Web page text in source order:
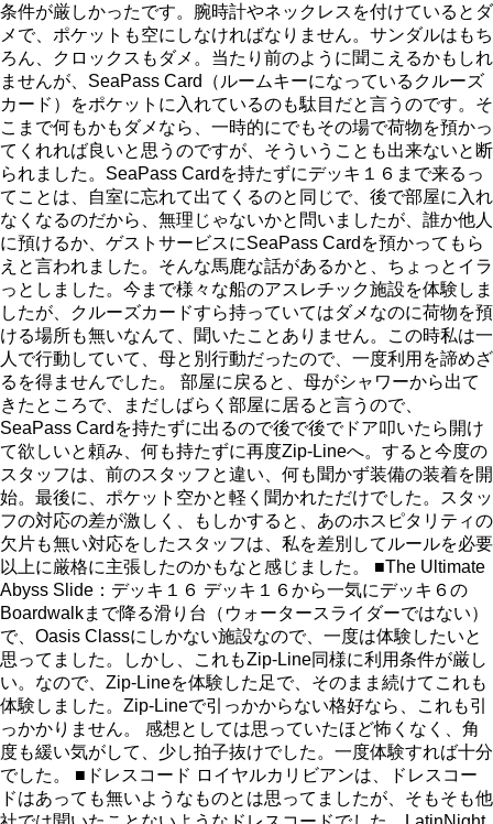
条件が厳しかったです。腕時計やネックレスを付けているとダ
メで、ポケットも空にしなければなりません。サンダルはもち
ろん、クロックスもダメ。当たり前のように聞こえるかもしれ
ませんが、SeaPass Card（ルームキーになっているクルーズ
カード）をポケットに入れているのも駄目だと言うのです。そ
こまで何もかもダメなら、一時的にでもその場で荷物を預かっ
てくれれば良いと思うのですが、そういうことも出来ないと断
られました。SeaPass Cardを持たずにデッキ１６まで来るっ
てことは、自室に忘れて出てくるのと同じで、後で部屋に入れ
なくなるのだから、無理じゃないかと問いましたが、誰か他人
に預けるか、ゲストサービスにSeaPass Cardを預かってもら
えと言われました。そんな馬鹿な話があるかと、ちょっとイラ
っとしました。今まで様々な船のアスレチック施設を体験しま
したが、クルーズカードすら持っていてはダメなのに荷物を預
ける場所も無いなんて、聞いたことありません。この時私は一
人で行動していて、母と別行動だったので、一度利用を諦めざ
るを得ませんでした。 部屋に戻ると、母がシャワーから出て
きたところで、まだしばらく部屋に居ると言うので、
SeaPass Cardを持たずに出るので後で後でドア叩いたら開け
て欲しいと頼み、何も持たずに再度Zip-Lineへ。すると今度の
スタッフは、前のスタッフと違い、何も聞かず装備の装着を開
始。最後に、ポケット空かと軽く聞かれただけでした。スタッ
フの対応の差が激しく、もしかすると、あのホスピタリティの
欠片も無い対応をしたスタッフは、私を差別してルールを必要
以上に厳格に主張したのかもなと感じました。 ■The Ultimate
Abyss Slide：デッキ１６ デッキ１６から一気にデッキ６の
Boardwalkまで降る滑り台（ウォータースライダーではない）
で、Oasis Classにしかない施設なので、一度は体験したいと
思ってました。しかし、これもZip-Line同様に利用条件が厳し
い。なので、Zip-Lineを体験した足で、そのまま続けてこれも
体験しました。Zip-Lineで引っかからない格好なら、これも引
っかかりません。 感想としては思っていたほど怖くなく、角
度も緩い気がして、少し拍子抜けでした。一度体験すれば十分
でした。 ■ドレスコード ロイヤルカリビアンは、ドレスコー
ドはあっても無いようなものとは思ってましたが、そもそも他